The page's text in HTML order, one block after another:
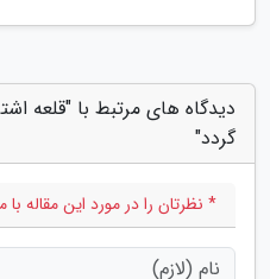
دیدگاه های مرتبط با "قلعه
گردد"
* نظرتان را در مورد این مقاله با